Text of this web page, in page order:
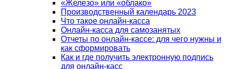
«Железо» или «облако»
Производственный календарь 2023
Что такое онлайн-касса
Онлайн-касса для самозанятых
Отчеты по онлайн-кассе: для чего нужны и
как сформировать
Как и где получить электронную подпись
для онлайн-касс